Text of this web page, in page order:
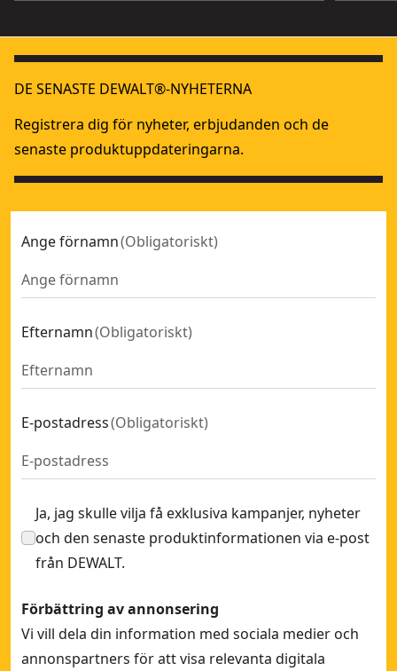
DE SENASTE DEWALT®-NYHETERNA
Registrera dig för nyheter, erbjudanden och de
senaste produktuppdateringarna.
Ange förnamn(Obligatoriskt)
Efternamn(Obligatoriskt)
E-postadress(Obligatoriskt)
Ja, jag skulle vilja få exklusiva kampanjer, nyheter
och den senaste produktinformationen via e-post
från DEWALT.
Förbättring av annonsering
Vi vill dela din information med sociala medier och
annonspartners för att visa relevanta digitala